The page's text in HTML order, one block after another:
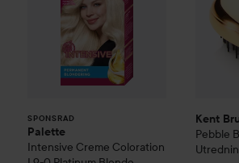
SPONSRAD
Palette
Intensive Creme Coloration
Kent
Pebble